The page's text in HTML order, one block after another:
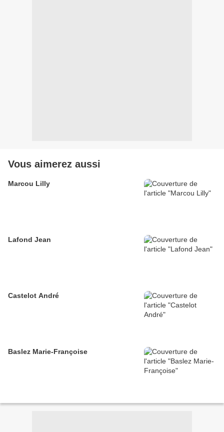
Vous aimerez aussi
Marcou Lilly
Lafond Jean
Castelot André
Baslez Marie-Françoise